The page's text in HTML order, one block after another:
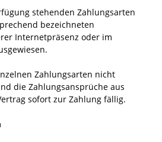
stehenden Zahlungsarten
bezeichneten
Internetpräsenz oder im
Zahlungsarten nicht
die Zahlungsansprüche aus
sofort zur Zahlung fällig.